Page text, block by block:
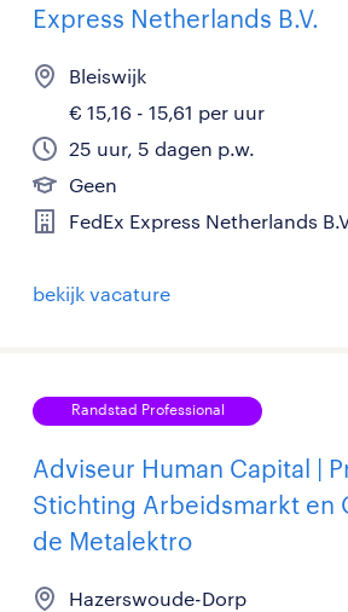
Express Netherlands B.V.
Bleiswijk
€ 15,16 - 15,61 per uur
25 uur, 5 dagen p.w.
Geen
FedEx Express Netherlands
bekijk vacature
Randstad Professional
Adviseur Human Capital |
Stichting Arbeidsmarkt en
de Metalektro
Hazerswoude-Dorp